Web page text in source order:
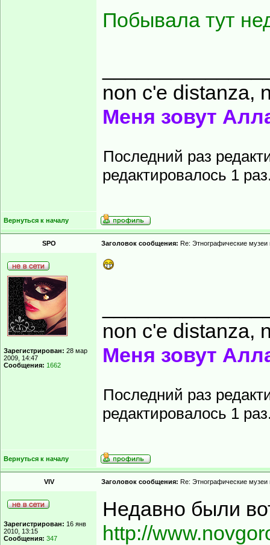
Побывала тут
non c'e distanza,
Меня зовут
Последний раз
редактировалось 1
Вернуться к началу
SPO Заголовок сообщения: Re: Этнографические
Зарегистрирован: 28 мар
2009, 14:47
Сообщения: 1662
non c'e distanza,
Меня зовут
Последний раз
редактировалось 1
Вернуться к началу
VIV Заголовок сообщения: Re: Этнографические
Зарегистрирован: 16 янв
2010, 13:15
Сообщения: 347
Недавно были
http://